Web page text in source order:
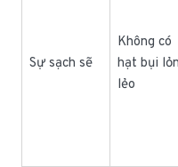
Sự sạch sẽ
Không có
hạt bụi
lẻo